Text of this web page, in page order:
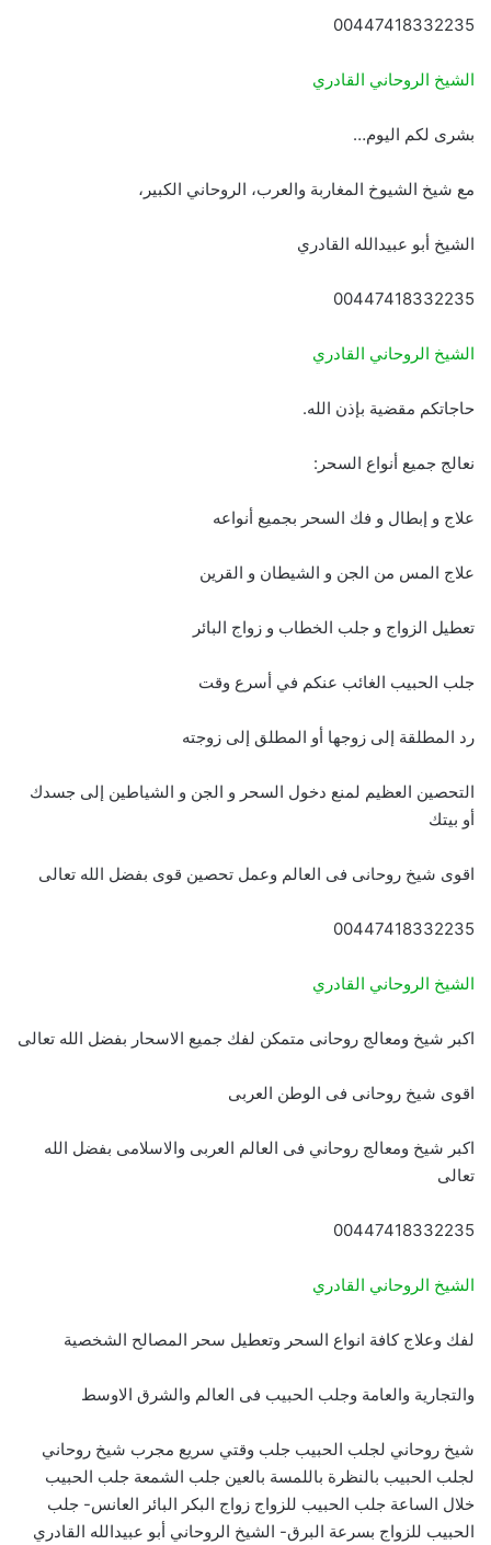
00447418332235
الشيخ الروحاني القادري
بشرى لكم اليوم…
مع شيخ الشيوخ المغاربة والعرب، الروحاني الكبير،
الشيخ أبو عبيدالله القادري
00447418332235
الشيخ الروحاني القادري
حاجاتكم مقضية بإذن الله.
نعالج جميع أنواع السحر:
علاج و إبطال و فك السحر بجميع أنواعه
علاج المس من الجن و الشيطان و القرين
تعطيل الزواج و جلب الخطاب و زواج البائر
جلب الحبيب الغائب عنكم في أسرع وقت
رد المطلقة إلى زوجها أو المطلق إلى زوجته
التحصين العظيم لمنع دخول السحر و الجن و الشياطين إلى جسدك
أو بيتك
اقوى شيخ روحانى فى العالم وعمل تحصين قوى بفضل الله تعالى
00447418332235
الشيخ الروحاني القادري
اكبر شيخ ومعالج روحانى متمكن لفك جميع الاسحار بفضل الله تعالى
اقوى شيخ روحانى فى الوطن العربى
اكبر شيخ ومعالج روحاني فى العالم العربى والاسلامى بفضل الله
تعالى
00447418332235
الشيخ الروحاني القادري
لفك وعلاج كافة انواع السحر وتعطيل سحر المصالح الشخصية
والتجارية والعامة وجلب الحبيب فى العالم والشرق الاوسط
شيخ روحاني لجلب الحبيب جلب وقتي سريع مجرب شيخ روحاني
لجلب الحبيب بالنظرة باللمسة بالعين جلب الشمعة جلب الحبيب
خلال الساعة جلب الحبيب للزواج زواج البكر البائر العانس- جلب
الحبيب للزواج بسرعة البرق- الشيخ الروحاني أبو عبيدالله القادري